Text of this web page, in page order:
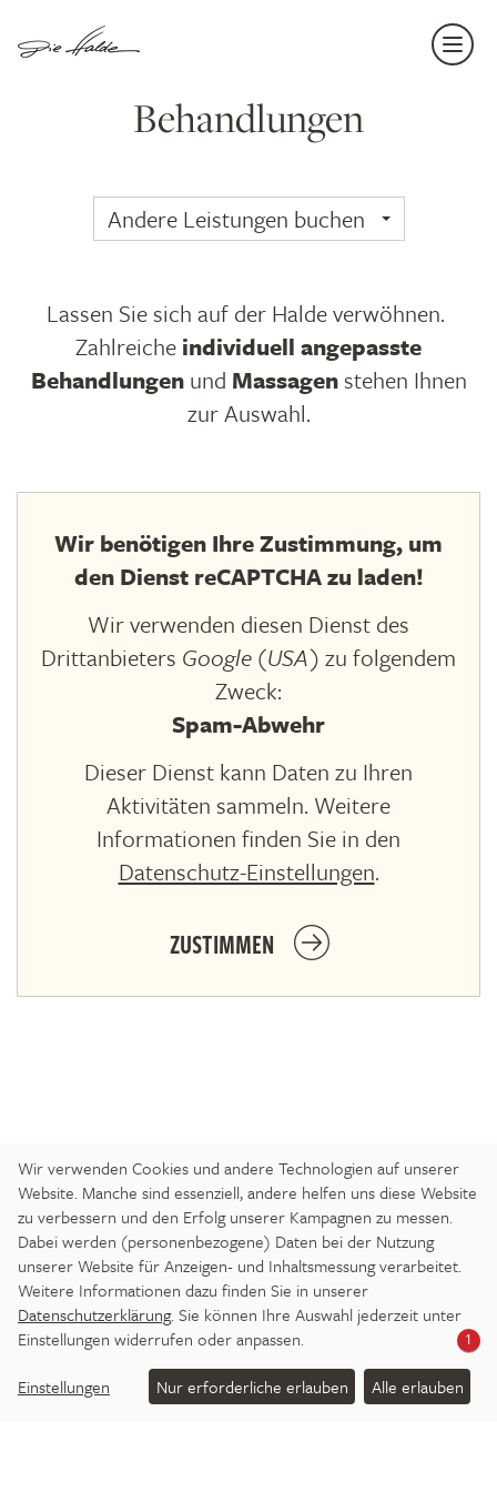
Behandlungen
Andere Leistungen buchen
Lassen Sie sich auf der Halde verwöhnen.
Zahlreiche individuell angepasste
Behandlungenund Massagenstehen Ihnen
zur Auswahl.
Wir benötigen Ihre Zustimmung, um
den Dienst reCAPTCHA zu laden!
Wir verwenden diesen Dienst des
Drittanbieters Google (USA) zu folgendem
Zweck:
Spam-Abwehr
Dieser Dienst kann Daten zu Ihren
Aktivitäten sammeln. Weitere
Informationen finden Sie in den
Datenschutz-Einstellungen.
ZUSTIMMEN
ANREISE IMPRESSUM
DATENSCHUTZ
BARRIEREFREIHEITSERKLÄRUNG
DATENSCHUTZ-EINSTELLUNGEN
JOBS
PRESSE
NEWSLETTER
Wir verwenden Cookies und andere Technologien auf unserer
Website. Manche sind essenziell, andere helfen uns diese Website
zu verbessern und den Erfolg unserer Kampagnen zu messen.
Dabei werden (personenbezogene) Daten bei der Nutzung
unserer Website für Anzeigen- und Inhaltsmessung verarbeitet.
Weitere Informationen dazu finden Sie in unserer
Datenschutzerklärung. Sie können Ihre Auswahl jederzeit unter
Einstellungen widerrufen oder anpassen.
Einstellungen
Nur erforderliche erlauben Alle erlauben
1